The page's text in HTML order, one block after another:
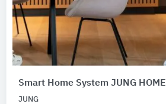
Smart Home System JUNG HOME
JUNG